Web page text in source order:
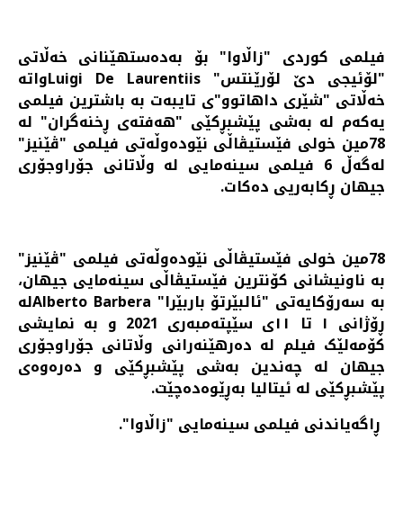
فیلمی کوردی "زاڵاوا" بۆ بەدەستهێنانی خەڵاتی
"لۆئیجی دێ لۆرێنتس" Luigi De Laurentiisواتە
خەڵاتی "شێری داهاتوو"ی تایبەت بە باشترین فیلمی
یەکەم لە بەشی پێشبڕکێی "هەفتەی ڕخنەگران" لە
78مین خولی فێستیڤاڵی نێودەوڵەتی فیلمی "ڤێنیز"
لەگەڵ 6 فیلمی سینەمایی لە وڵاتانی جۆراوجۆری
جیهان ڕکابەریی دەکات.
78مین خولی فێستیڤاڵی نێودەوڵەتی فیلمی "ڤێنیز"
بە ناونیشانی کۆنترین فێستیڤاڵی سینەمایی جیهان،
بە سەرۆکایەتی "ئالبێرتۆ باربێرا" Alberto Barberaلە
ڕۆژانی ١ تا ١١ی سێپتەمبەری 2021 و بە نمایشی
کۆمەلێک فیلم لە دەرهێنەرانی وڵاتانی جۆراوجۆری
جیهان لە چەندین بەشی پێشبڕکێی و دەرەوەی
پێشبڕکێی لە ئیتالیا به‌ڕێوه‌ده‌چێت.
ڕاگەیاندنی فیلمی سینەمایی "زاڵاوا".